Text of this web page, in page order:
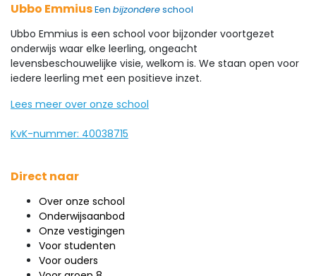
Ubbo EmmiusEen bijzondereschool
Ubbo Emmius is een school voor bijzonder voortgezet
onderwijs waar elke leerling, ongeacht
levensbeschouwelijke visie, welkom is. We staan open voor
iedere leerling met een positieve inzet.
Lees meer over onze school
KvK-nummer: 40038715
Direct naar
Over onze school
Onderwijsaanbod
Onze vestigingen
Voor studenten
Voor ouders